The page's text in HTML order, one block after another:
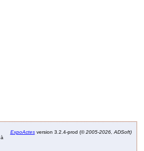
ExpoActesversion 3.2.4-prod (©2005-2026, ADSoft)